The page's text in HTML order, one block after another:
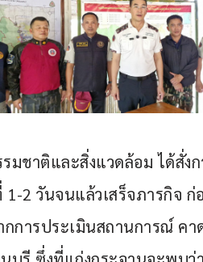
มชาติและสิ่งแวดล้อม ได้สั่งก
2 วันจนแล้วเสร็จภารกิจ ก่
การประเมินสถานการณ์ คา